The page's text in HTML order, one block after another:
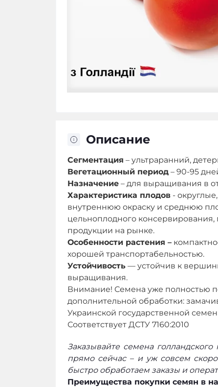
Описание
Сегментация – ультраранний,
Вегетационный период – 90-95
Назначение – для выращивания в
Характеристика плодов -
внутреннюю окраску и среднюю
цельноплодного
продукции на рынке.
Особенности растения –
хорошей транспортабельностью.
Устойчивость — устойчив к
выращивания.
Внимание! Семена уже полностью
дополнительной обработки:
Украинской государственной
Соответствует ДСТУ 7160:2010
Заказывайте семена
прямо сейчас – и уж совсем
быстро обработаем заказы и
Преимущества покупки семян в